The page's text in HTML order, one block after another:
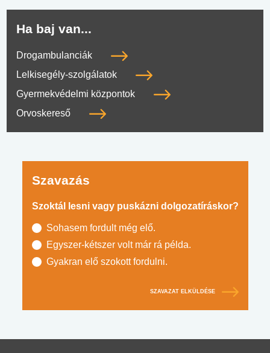
Ha baj van...
Drogambulanciák
Lelkisegély-szolgálatok
Gyermekvédelmi központok
Orvoskereső
Szavazás
Szoktál lesni vagy puskázni dolgozatíráskor?
Sohasem fordult még elő.
Egyszer-kétszer volt már rá példa.
Gyakran elő szokott fordulni.
SZAVAZAT ELKÜLDÉSE